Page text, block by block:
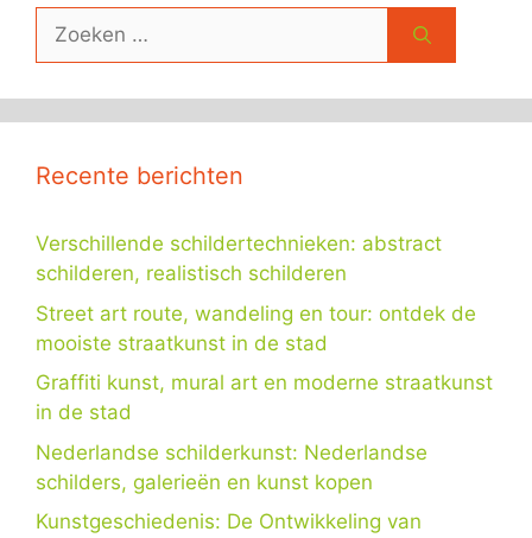
Zoek
Recente berichten
Verschillende schildertechnieken: abstract
schilderen, realistisch schilderen
Street art route, wandeling en tour: ontdek de
mooiste straatkunst in de stad
Graffiti kunst, mural art en moderne straatkunst
in de stad
Nederlandse schilderkunst: Nederlandse
schilders, galerieën en kunst kopen
Kunstgeschiedenis: De Ontwikkeling van